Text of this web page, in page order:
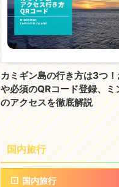
カミギン島の行き方は3つ
や必須のQRコード登録、ミ
のアクセスを徹底解説
国内旅行
国内旅行